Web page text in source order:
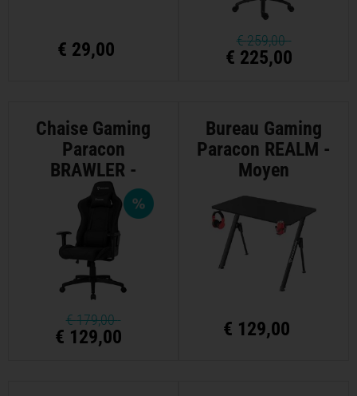
€ 29,00 €259,00
€ 225,00
Chaise Gaming
Paracon
BRAWLER -
Textile Noir
€179,00
€ 129,00
Bureau Gaming
Paracon REALM -
Moyen
€ 129,00